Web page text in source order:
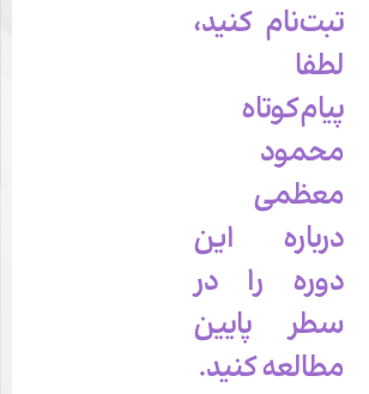
تبت‌نام کنید،
لطفا
پیام‌کوتاه
محمود
معظمی
درباره این
دوره را در
سطر پایین
مطالعه کنید.